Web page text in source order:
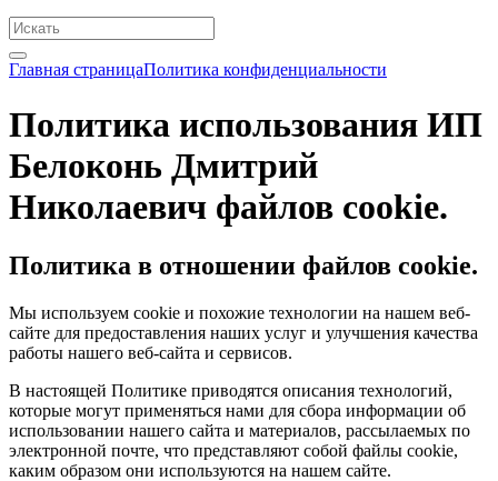
Главная страницаПолитика конфиденциальности
Политика использования ИП
Белоконь Дмитрий
Николаевич файлов cookie.
Политика в отношении файлов cookie.
Мы используем cookie и похожие технологии на нашем веб-
сайте для предоставления наших услуг и улучшения качества
работы нашего веб-сайта и сервисов.
В настоящей Политике приводятся описания технологий,
которые могут применяться нами для сбора информации об
использовании нашего сайта и материалов, рассылаемых по
электронной почте, что представляют собой файлы cookie,
каким образом они используются на нашем сайте.